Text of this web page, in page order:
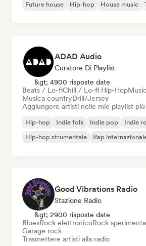
Future house
Hip-hop House music
ADAD Audio
Curatore Di Playlist
&gt; 4900 risposte date
Beats / Lo-fiChill / Lo-fi Hip-Hop
Musica countryDrill/Jersey
Aggiungere artisti nelle mie playlist
Hip-hop Indie folk Indie pop Indie
Hip-hop strumentale
Rap
Good Vibrations Radio
Stazione Radio
&gt; 2900 risposte date
BluesRock elettronicoRock
Garage rock
Trasmettere artisti alla radio